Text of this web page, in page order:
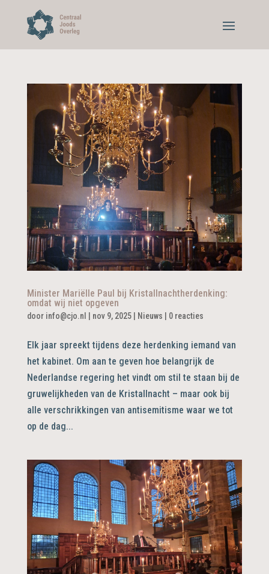
Minister Mariëlle Paul bij Kristallnachtherdenking:
omdat wij niet opgeven
door info@cjo.nl nov 9, 2025| Nieuws 0 reacties
Elk jaar spreekt tijdens deze herdenking iemand van
het kabinet. Om aan te geven hoe belangrijk de
Nederlandse regering het vindt om stil te staan bij de
gruwelijkheden van de Kristallnacht – maar ook bij
alle verschrikkingen van antisemitisme waar we tot
op de dag...